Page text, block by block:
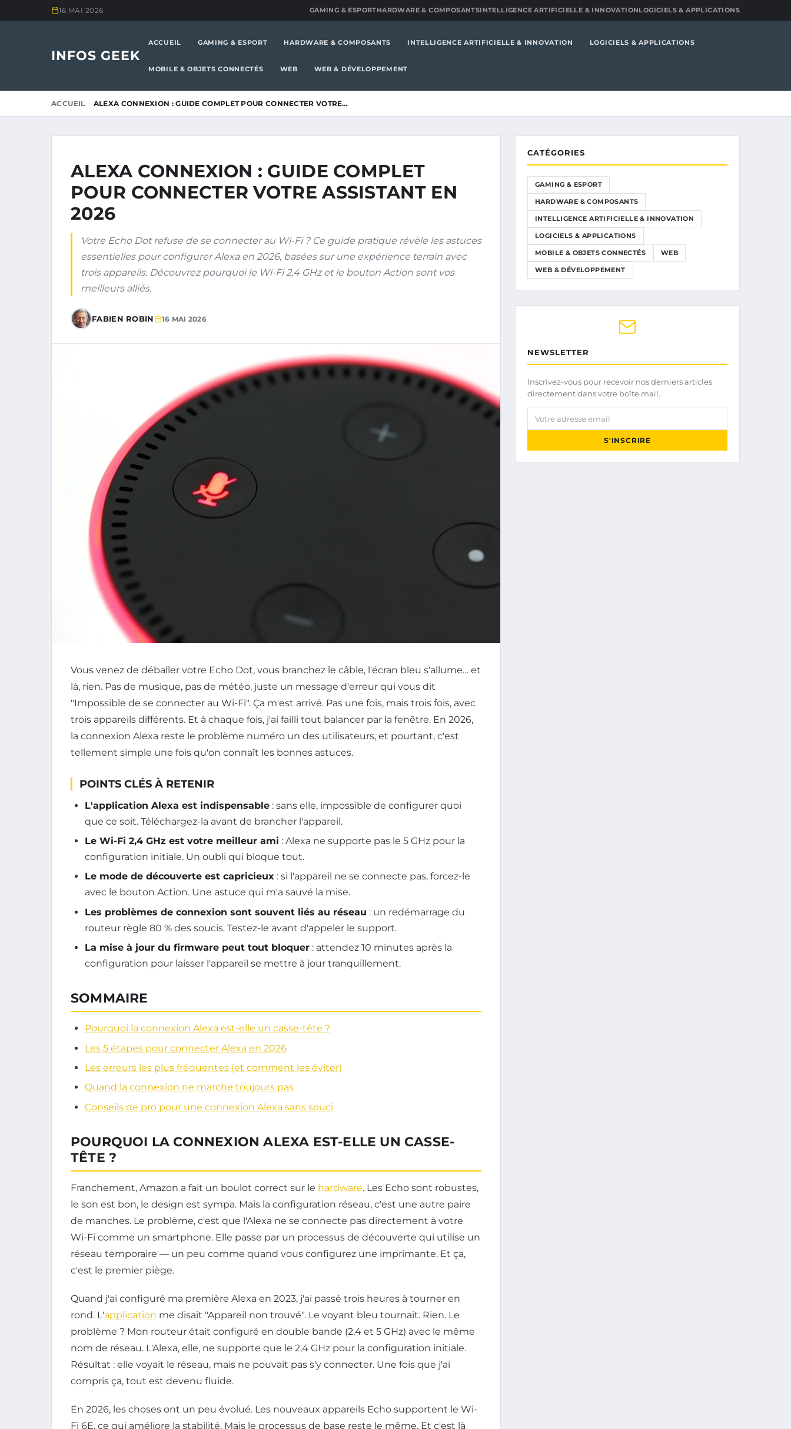
16 MAI 2026 GAMING & ESPORTHARDWARE & COMPOSANTSINTELLIGENCE ARTIFICIELLE & INNOVATIONLOGICIELS & APPLICATIONS
INFOS GEEK
ACCUEIL GAMING & ESPORT HARDWARE & COMPOSANTS INTELLIGENCE ARTIFICIELLE & INNOVATION LOGICIELS & APPLICATIONS
MOBILE & OBJETS CONNECTÉS WEB WEB & DÉVELOPPEMENT
ACCUEIL ALEXA CONNEXION : GUIDE COMPLET POUR CONNECTER VOTRE…
ALEXA CONNEXION : GUIDE COMPLET
POUR CONNECTER VOTRE ASSISTANT EN
2026
Votre Echo Dot refuse de se connecter au Wi-Fi ? Ce guide pratique révèle les astuces
essentielles pour configurer Alexa en 2026, basées sur une expérience terrain avec
trois appareils. Découvrez pourquoi le Wi-Fi 2,4 GHz et le bouton Action sont vos
meilleurs alliés.
FABIEN ROBIN 16 MAI 2026
Vous venez de déballer votre Echo Dot, vous branchez le câble, l'écran bleu s'allume… et
là, rien. Pas de musique, pas de météo, juste un message d'erreur qui vous dit
"Impossible de se connecter au Wi-Fi". Ça m'est arrivé. Pas une fois, mais trois fois, avec
trois appareils différents. Et à chaque fois, j'ai failli tout balancer par la fenêtre. En 2026,
la connexion Alexa reste le problème numéro un des utilisateurs, et pourtant, c'est
tellement simple une fois qu'on connaît les bonnes astuces.
POINTS CLÉS À RETENIR
L'application Alexa est indispensable : sans elle, impossible de configurer quoi
que ce soit. Téléchargez-la avant de brancher l'appareil.
Le Wi-Fi 2,4 GHz est votre meilleur ami : Alexa ne supporte pas le 5 GHz pour la
configuration initiale. Un oubli qui bloque tout.
Le mode de découverte est capricieux : si l'appareil ne se connecte pas, forcez-le
avec le bouton Action. Une astuce qui m'a sauvé la mise.
Les problèmes de connexion sont souvent liés au réseau : un redémarrage du
routeur règle 80 % des soucis. Testez-le avant d'appeler le support.
La mise à jour du firmware peut tout bloquer : attendez 10 minutes après la
configuration pour laisser l'appareil se mettre à jour tranquillement.
SOMMAIRE
Pourquoi la connexion Alexa est-elle un casse-tête ?
Les 5 étapes pour connecter Alexa en 2026
Les erreurs les plus fréquentes (et comment les éviter)
Quand la connexion ne marche toujours pas
Conseils de pro pour une connexion Alexa sans souci
POURQUOI LA CONNEXION ALEXA EST-ELLE UN CASSE-
TÊTE ?
Franchement, Amazon a fait un boulot correct sur le hardware. Les Echo sont robustes,
le son est bon, le design est sympa. Mais la configuration réseau, c'est une autre paire
de manches. Le problème, c'est que l'Alexa ne se connecte pas directement à votre
Wi-Fi comme un smartphone. Elle passe par un processus de découverte qui utilise un
réseau temporaire — un peu comme quand vous configurez une imprimante. Et ça,
c'est le premier piège.
Quand j'ai configuré ma première Alexa en 2023, j'ai passé trois heures à tourner en
rond. L'application me disait "Appareil non trouvé". Le voyant bleu tournait. Rien. Le
problème ? Mon routeur était configuré en double bande (2,4 et 5 GHz) avec le même
nom de réseau. L'Alexa, elle, ne supporte que le 2,4 GHz pour la configuration initiale.
Résultat : elle voyait le réseau, mais ne pouvait pas s'y connecter. Une fois que j'ai
compris ça, tout est devenu fluide.
En 2026, les choses ont un peu évolué. Les nouveaux appareils Echo supportent le Wi-
Fi 6E, ce qui améliore la stabilité. Mais le processus de base reste le même. Et c'est là
CATÉGORIES
GAMING & ESPORT
HARDWARE & COMPOSANTS
INTELLIGENCE ARTIFICIELLE & INNOVATION
LOGICIELS & APPLICATIONS
MOBILE & OBJETS CONNECTÉS WEB
WEB & DÉVELOPPEMENT
NEWSLETTER
Inscrivez-vous pour recevoir nos derniers articles
directement dans votre boîte mail.
Votre adresse email
S'INSCRIRE